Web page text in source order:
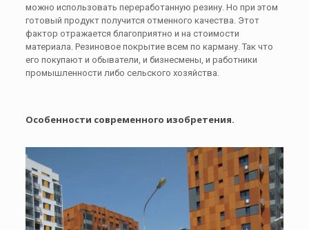
можно использовать переработанную резину. Но при этом
готовый продукт получится отменного качества. Этот
фактор отражается благоприятно и на стоимости
материала. Резиновое покрытие всем по карману. Так что
его покупают и обыватели, и бизнесмены, и работники
промышленности либо сельского хозяйства.
Особенности современного изобретения.